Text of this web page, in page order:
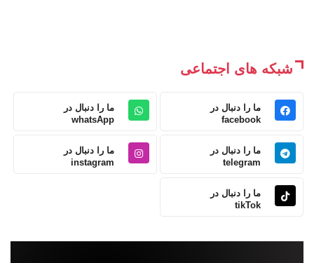
شبکه های اجتماعی
ما را دنبال در
facebook
ما را دنبال در
whatsApp
ما را دنبال در
telegram
ما را دنبال در
instagram
ما را دنبال در
tikTok